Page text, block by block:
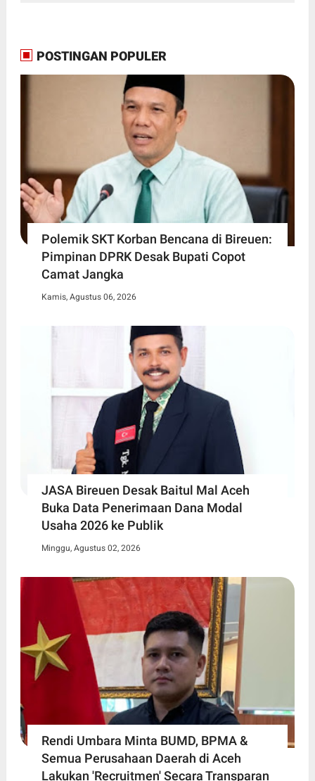
POSTINGAN POPULER
Polemik SKT Korban Bencana di Bireuen:
Pimpinan DPRK Desak Bupati Copot
Camat Jangka
Kamis, Agustus 06, 2026
JASA Bireuen Desak Baitul Mal Aceh
Buka Data Penerimaan Dana Modal
Usaha 2026 ke Publik
Minggu, Agustus 02, 2026
Rendi Umbara Minta BUMD, BPMA &
Semua Perusahaan Daerah di Aceh
Lakukan 'Recruitmen' Secara Transparan